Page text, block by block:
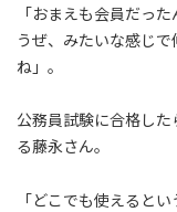
「おまえも会員だっ
うぜ、みたいな感じ
ね」。
公務員試験に合格し
る藤永さん。
「どこでも使えると